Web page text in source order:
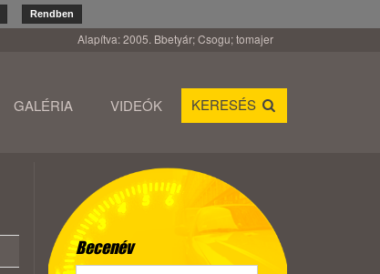
Rendben
Alapítva: 2005. Bbetyár; Csogu; tomajer
GALÉRIA VIDEÓK KERESÉS
Becenév